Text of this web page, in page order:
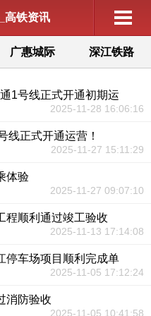
高铁资讯
广惠城际 深江铁路
1号线正式开通初期运
2025-11-28 16:06:16
线正式开通运营！
2025-11-27 15:11:29
体验
2025-11-27 09:07:10
程顺利通过竣工验收
2025-11-13 17:14:08
停车场项目顺利完成单
2025-11-05 17:12:24
消防验收
2025-11-05 10:41:58